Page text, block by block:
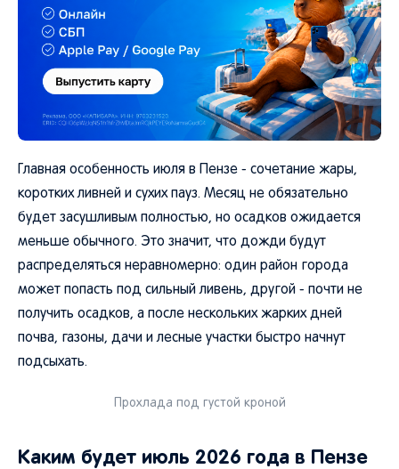
Главная особенность июля в Пензе - сочетание жары,
коротких ливней и сухих пауз. Месяц не обязательно
будет засушливым полностью, но осадков ожидается
меньше обычного. Это значит, что дожди будут
распределяться неравномерно: один район города
может попасть под сильный ливень, другой - почти не
получить осадков, а после нескольких жарких дней
почва, газоны, дачи и лесные участки быстро начнут
подсыхать.
Прохлада под густой кроной
Каким будет июль 2026 года в Пензе